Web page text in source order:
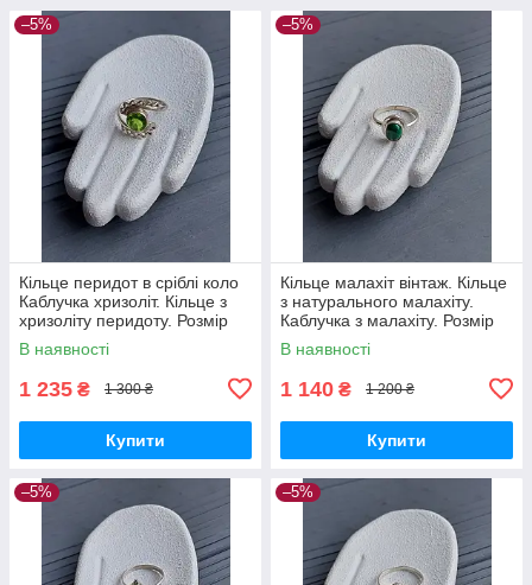
–5%
Кільце перидот в сріблі коло
Каблучка хризоліт. Кільце з
хризоліту перидоту. Розмір
16. Індія!
В наявності
1 235 ₴ 1 300 ₴
Купити
–5%
Кільце малахіт вінтаж. Кільце
з натурального малахіту.
Каблучка з малахіту. Розмір
15.5. Індія!
В наявності
1 140 ₴ 1 200 ₴
Купити
–5% –5%